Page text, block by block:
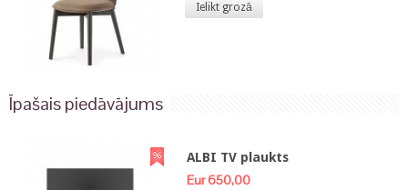
Ielikt grozā
Īpašais piedāvājums
ALBI TV plaukts
Eur 650,00